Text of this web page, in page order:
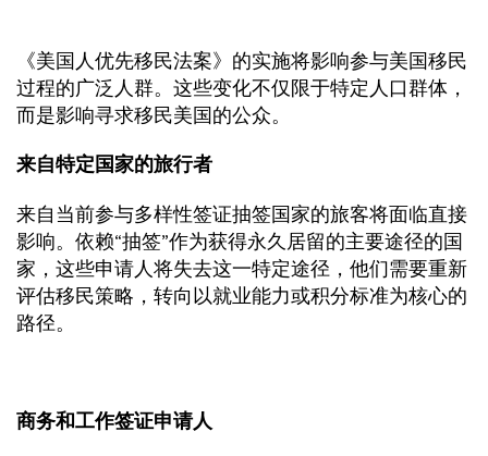
《美国人优先移民法案》的实施将影响参与美国移民
过程的广泛人群。这些变化不仅限于特定人口群体，
而是影响寻求移民美国的公众。
来自特定国家的旅行者
来自当前参与多样性签证抽签国家的旅客将面临直接
影响。依赖“抽签”作为获得永久居留的主要途径的国
家，这些申请人将失去这一特定途径，他们需要重新
评估移民策略，转向以就业能力或积分标准为核心的
路径。
商务和工作签证申请人